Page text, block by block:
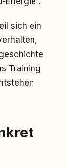
sich ein
Training